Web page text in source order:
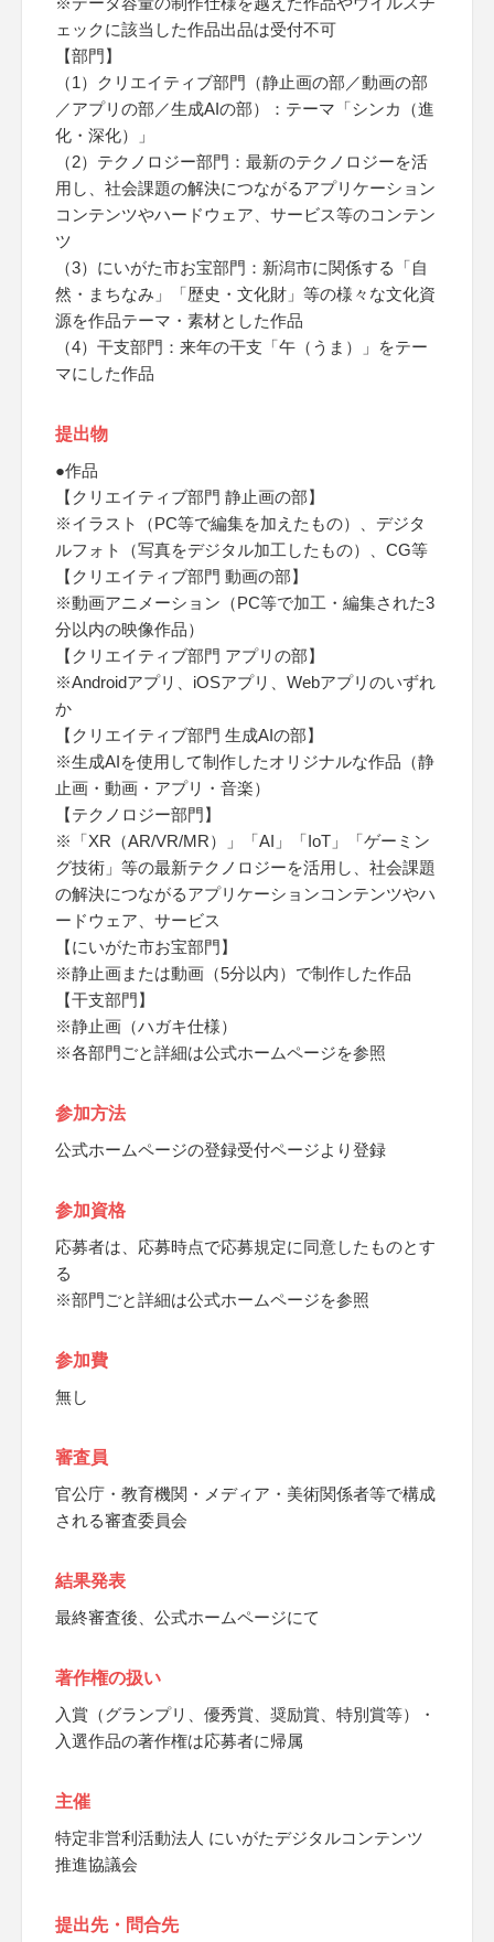
ェックに該当した作品出品は受付不可
【部門】
（1）クリエイティブ部門（静止画の部／動画の部
／アプリの部／生成AIの部）：テーマ「シンカ（進
化・深化）」
（2）テクノロジー部門：最新のテクノロジーを活
用し、社会課題の解決につながるアプリケーション
コンテンツやハードウェア、サービス等のコンテン
ツ
（3）にいがた市お宝部門：新潟市に関係する「自
然・まちなみ」「歴史・文化財」等の様々な文化資
源を作品テーマ・素材とした作品
（4）干支部門：来年の干支「午（うま）」をテー
マにした作品
提出物
●作品
【クリエイティブ部門 静止画の部】
※イラスト（PC等で編集を加えたもの）、デジタ
ルフォト（写真をデジタル加工したもの）、CG等
【クリエイティブ部門 動画の部】
※動画アニメーション（PC等で加工・編集された3
分以内の映像作品）
【クリエイティブ部門 アプリの部】
※Androidアプリ、iOSアプリ、Webアプリのいずれ
か
【クリエイティブ部門 生成AIの部】
※生成AIを使用して制作したオリジナルな作品（静
止画・動画・アプリ・音楽）
【テクノロジー部門】
※「XR（AR/VR/MR）」「AI」「IoT」「ゲーミン
グ技術」等の最新テクノロジーを活用し、社会課題
の解決につながるアプリケーションコンテンツやハ
ードウェア、サービス
【にいがた市お宝部門】
※静止画または動画（5分以内）で制作した作品
【干支部門】
※静止画（ハガキ仕様）
※各部門ごと詳細は公式ホームページを参照
参加方法
公式ホームページの登録受付ページより登録
参加資格
応募者は、応募時点で応募規定に同意したものとす
る
※部門ごと詳細は公式ホームページを参照
参加費
無し
審査員
官公庁・教育機関・メディア・美術関係者等で構成
される審査委員会
結果発表
最終審査後、公式ホームページにて
著作権の扱い
入賞（グランプリ、優秀賞、奨励賞、特別賞等）・
入選作品の著作権は応募者に帰属
主催
特定非営利活動法人 にいがたデジタルコンテンツ
推進協議会
提出先・問合先